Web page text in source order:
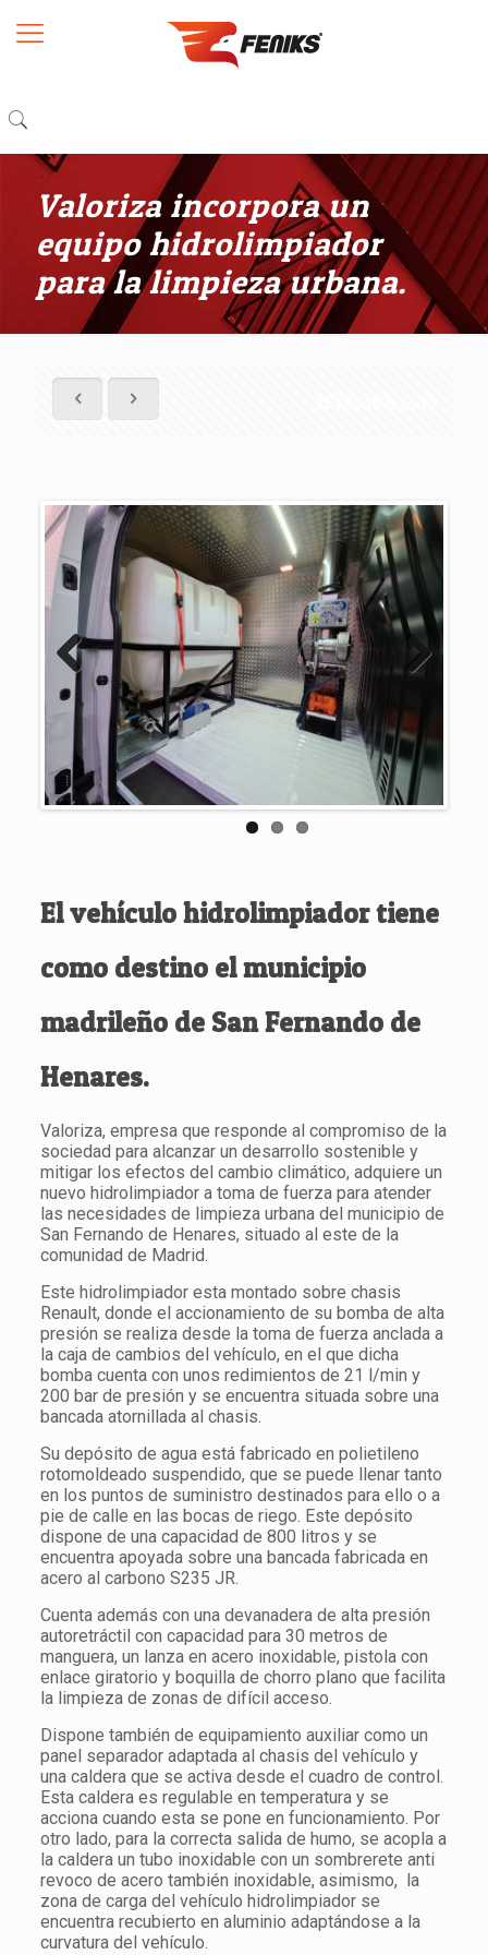
Valoriza incorpora un
equipo hidrolimpiador
para la limpieza urbana.
Previous
El vehículo hidrolimpiador tiene
como destino el municipio
madrileño de San Fernando de
Henares.
Valoriza, empresa que responde al compromiso de la
sociedad para alcanzar un desarrollo sostenible y
mitigar los efectos del cambio climático, adquiere un
nuevo hidrolimpiador a toma de fuerza para atender
las necesidades de limpieza urbana del municipio de
San Fernando de Henares, situado al este de la
comunidad de Madrid.
Este hidrolimpiador esta montado sobre chasis
Renault, donde el accionamiento de su bomba de alta
presión se realiza desde la toma de fuerza anclada a
la caja de cambios del vehículo, en el que dicha
bomba cuenta con unos redimientos de 21 l/min y
200 bar de presión y se encuentra situada sobre una
bancada atornillada al chasis.
Su depósito de agua está fabricado en polietileno
rotomoldeado suspendido, que se puede llenar tanto
en los puntos de suministro destinados para ello o a
pie de calle en las bocas de riego. Este depósito
dispone de una capacidad de 800 litros y se
encuentra apoyada sobre una bancada fabricada en
acero al carbono S235 JR.
Cuenta además con una devanadera de alta presión
autoretráctil con capacidad para 30 metros de
manguera, un lanza en acero inoxidable, pistola con
enlace giratorio y boquilla de chorro plano que facilita
la limpieza de zonas de difícil acceso.
Dispone también de equipamiento auxiliar como un
panel separador adaptada al chasis del vehículo y
una caldera que se activa desde el cuadro de control.
Esta caldera es regulable en temperatura y se
acciona cuando esta se pone en funcionamiento. Por
otro lado, para la correcta salida de humo, se acopla a
la caldera un tubo inoxidable con un sombrerete anti
revoco de acero también inoxidable, asimismo, la
zona de carga del vehículo hidrolimpiador se
encuentra recubierto en aluminio adaptándose a la
curvatura del vehículo.